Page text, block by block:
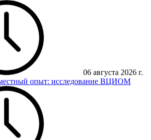
06 августа 2026 г.
опыт: исследование ВЦИОМ